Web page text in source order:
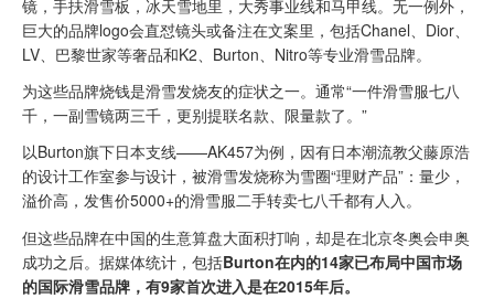
镜，手扶滑雪板，冰天雪地里，大秀事业线和马甲线。无一例外，
巨大的品牌logo会直怼镜头或备注在文案里，包括Chanel、Dior、
LV、巴黎世家等奢品和K2、Burton、Nitro等专业滑雪品牌。
为这些品牌烧钱是滑雪发烧友的症状之一。通常“一件滑雪服七八
千，一副雪镜两三千，更别提联名款、限量款了。”
以Burton旗下日本支线——AK457为例，因有日本潮流教父藤原浩
的设计工作室参与设计，被滑雪发烧称为雪圈“理财产品”：量少，
溢价高，发售价5000+的滑雪服二手转卖七八千都有人入。
但这些品牌在中国的生意算盘大面积打响，却是在北京冬奥会申奥
成功之后。据媒体统计，包括Burton在内的14家已布局中国市场
的国际滑雪品牌，有9家首次进入是在2015年后。